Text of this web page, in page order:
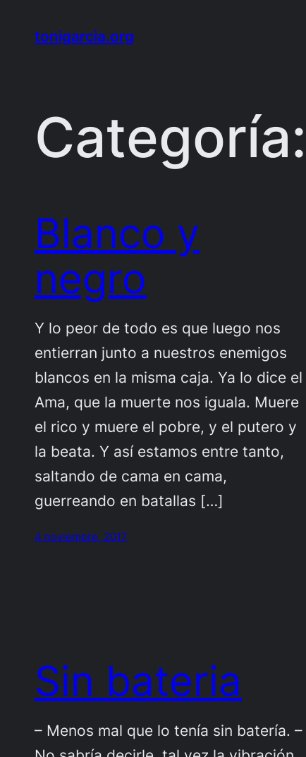
tonigarcia.org
Categoría:
Blanco y
negro
Y lo peor de todo es que luego nos
entierran junto a nuestros enemigos
blancos en la misma caja. Ya lo dice el
Ama, que la muerte nos iguala. Muere
el rico y muere el pobre, y el putero y
la beata. Y así estamos entre tanto,
saltando de cama en cama,
guerreando en batallas […]
4 noviembre, 2017
Sin bateria
– Menos mal que lo tenía sin batería. –